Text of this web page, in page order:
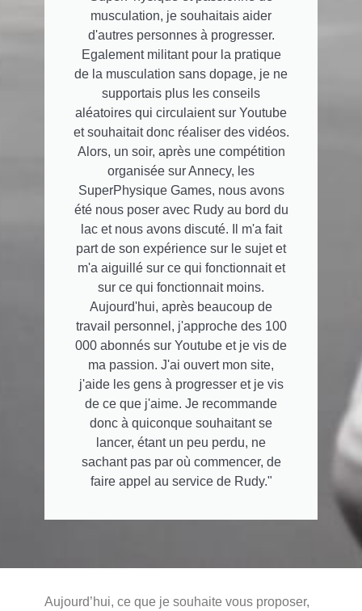
musculation, je souhaitais aider
d'autres personnes à progresser.
Egalement militant pour la pratique
de la musculation sans dopage, je ne
supportais plus les conseils
aléatoires qui circulaient sur Youtube
et souhaitait donc réaliser des vidéos.
Alors, un soir, après une compétition
organisée sur Annecy, les
SuperPhysique Games, nous avons
été nous poser avec Rudy au bord du
lac et nous avons discuté. Il m'a fait
part de son expérience sur le sujet et
m'a aiguillé sur ce qui fonctionnait et
sur ce qui fonctionnait moins.
Aujourd'hui, après beaucoup de
travail personnel, j'approche des 100
000 abonnés sur Youtube et je vis de
ma passion. J'ai ouvert mon site,
j'aide les gens à progresser et je vis
de ce que j'aime. Je recommande
donc à quiconque souhaitant se
lancer, étant un peu perdu, ne
sachant pas par où commencer, de
faire appel au service de Rudy."
Aujourd’hui, ce que je souhaite vous proposer,